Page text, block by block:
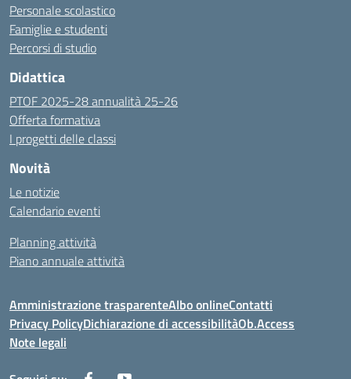
Personale scolastico
Famiglie e studenti
Percorsi di studio
Didattica
PTOF 2025-28 annualità 25-26
Offerta formativa
I progetti delle classi
Novità
Le notizie
Calendario eventi
Planning attività
Piano annuale attività
Amministrazione trasparenteAlbo onlineContatti
Privacy PolicyDichiarazione di accessibilitàOb.Access
Note legali